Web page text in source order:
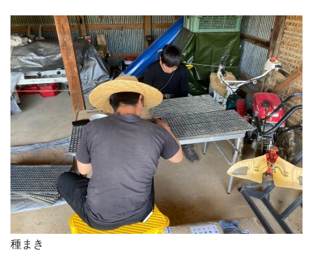
種まき